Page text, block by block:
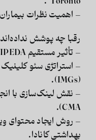
– اهمیت نظرات
رقبا چه پوشش
– تأثیر مستقیم
– استراتژیسئو کلینیک
(IMGs).
– نقش لینک‌سازی با
CMA).
– روش ایجاد محتوای
بهداشتی کانادا.